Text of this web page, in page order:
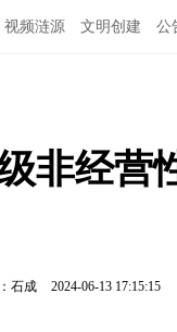
视频涟源 文明创建 公
非经营
石成 2024-06-13 17:15:15